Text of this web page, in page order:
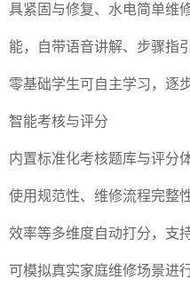
具紧固与修复、水电简单维
能，自带语音讲解、步骤指
零基础学生可自主学习，逐
智能考核与评分
内置标准化考核题库与评分
使用规范性、维修流程完整
效率等多维度自动打分，支
可模拟真实家庭维修场景进